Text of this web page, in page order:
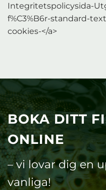
Integritetspolicysida-
f%C3%B6r-standard-
cookies-</a>
BOKA DITT
ONLINE
– vi lovar dig en
vanliga!